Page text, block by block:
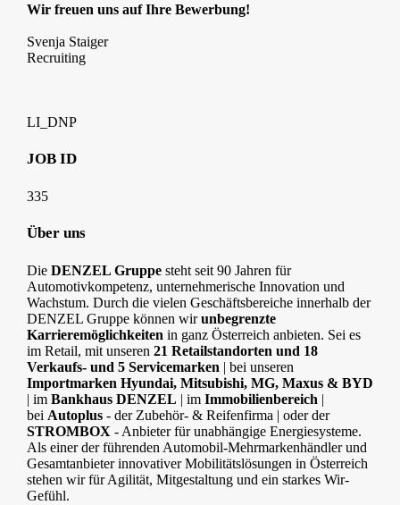
Wir freuen uns auf Ihre Bewerbung!
Svenja Staiger
Recruiting
LI_DNP
JOB ID
335
Über uns
Die DENZEL Gruppe steht seit 90 Jahren für
Automotivkompetenz, unternehmerische Innovation und
Wachstum. Durch die vielen Geschäftsbereiche innerhalb der
DENZEL Gruppe können wirunbegrenzte
Karrieremöglichkeiten in ganz Österreich anbieten. Sei es
im Retail, mit unseren 21 Retailstandorten und 18
Verkaufs- und 5 Servicemarken | bei unseren
Importmarken Hyundai, Mitsubishi, MG, Maxus & BYD
| im Bankhaus DENZEL | im Immobilienbereich |
bei Autoplus - der Zubehör- & Reifenfirma | oder der
STROMBOX - Anbieter für unabhängige Energiesysteme.
Als einer der führenden Automobil-Mehrmarkenhändler und
Gesamtanbieter innovativer Mobilitätslösungen in Österreich
stehen wir für Agilität, Mitgestaltung und ein starkes Wir-
Gefühl.